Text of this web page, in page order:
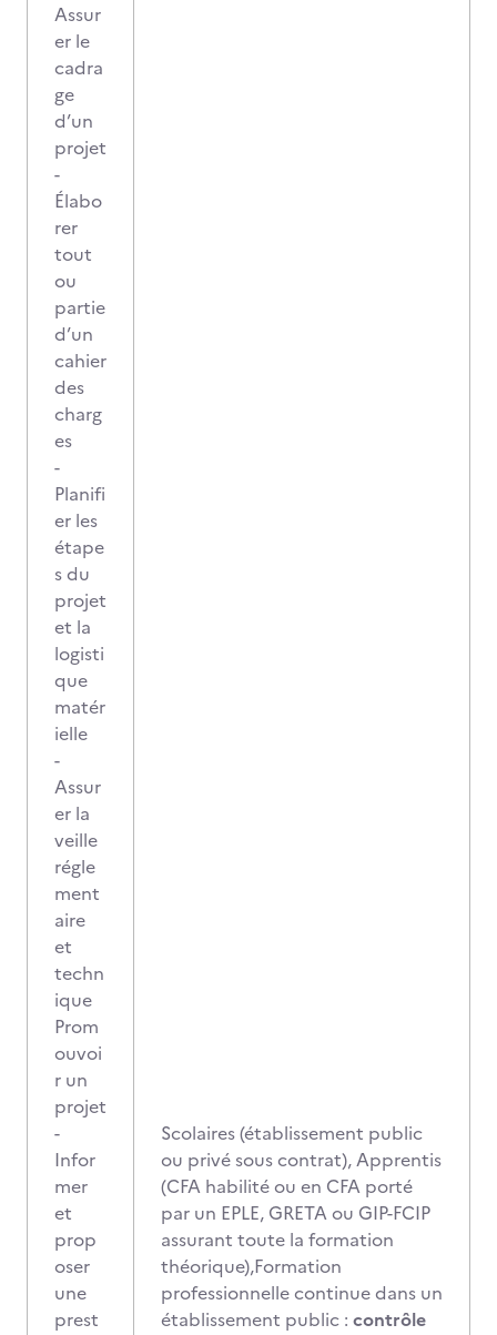
Assur
er le
cadra
ge
d’un
projet
-
Élabo
rer
tout
ou
partie
d’un
cahier
des
charg
es
-
Planifi
er les
étape
s du
projet
et la
logisti
que
matér
ielle
-
Assur
er la
veille
régle
ment
aire
et
techn
ique
Prom
ouvoi
r un
projet
-
Infor
mer
et
prop
oser
une
prest
Scolaires (établissement public
ou privé sous contrat), Apprentis
(CFA habilité ou en CFA porté
par un EPLE, GRETA ou GIP-FCIP
assurant toute la formation
théorique),Formation
professionnelle continue dans un
établissement public : contrôle